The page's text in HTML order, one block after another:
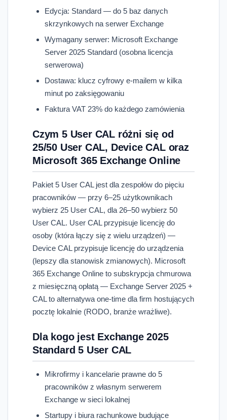
Edycja: Standard — do 5 baz danych
skrzynkowych na serwer Exchange
Wymagany serwer: Microsoft Exchange
Server 2025 Standard (osobna licencja
serwerowa)
Dostawa: klucz cyfrowy e-mailem w kilka
minut po zaksięgowaniu
Faktura VAT 23% do każdego zamówienia
Czym 5 User CAL różni się od
25/50 User CAL, Device CAL oraz
Microsoft 365 Exchange Online
Pakiet 5 User CAL jest dla zespołów do pięciu
pracowników — przy 6–25 użytkownikach
wybierz 25 User CAL, dla 26–50 wybierz 50
User CAL. User CAL przypisuje licencję do
osoby (która łączy się z wielu urządzeń) —
Device CAL przypisuje licencję do urządzenia
(lepszy dla stanowisk zmianowych). Microsoft
365 Exchange Online to subskrypcja chmurowa
z miesięczną opłatą — Exchange Server 2025 +
CAL to alternatywa one-time dla firm hostujących
pocztę lokalnie (RODO, branże wrażliwe).
Dla kogo jest Exchange 2025
Standard 5 User CAL
Mikrofirmy i kancelarie prawne do 5
pracowników z własnym serwerem
Exchange w sieci lokalnej
Startupy i biura rachunkowe budujące